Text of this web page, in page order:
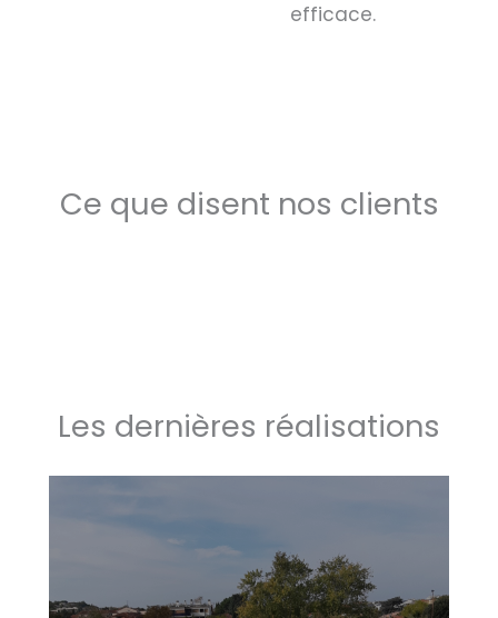
efficace.
Ce que disent nos clients
Les dernières réalisations